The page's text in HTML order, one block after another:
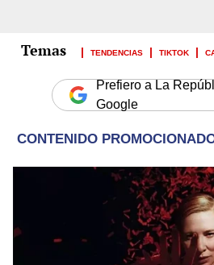
TENDENCIAS TIKTOK
Prefiero a La
Google